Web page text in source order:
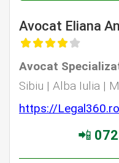
Avocat Eliana
Avocat
Sibiu | Alba Iulia |
https://
📲